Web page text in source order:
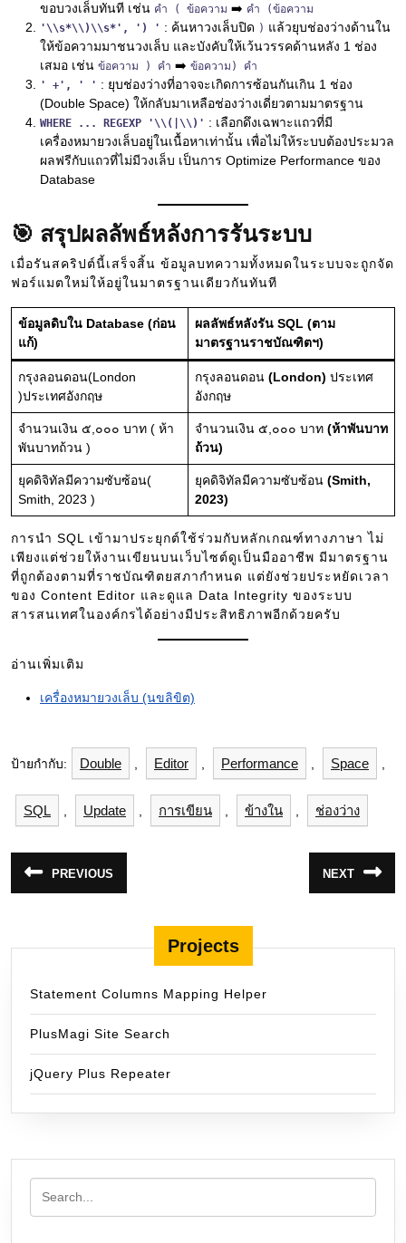
ขอบวงเล็บทันที เช่น คำ ( ข้อความ ➡️ คำ (ข้อความ
'\\s*\\)\\s*', ') ' : ค้นหาวงเล็บปิด ) แล้วยุบช่องว่างด้านใน
ให้ข้อความมาชนวงเล็บ และบังคับให้เว้นวรรคด้านหลัง 1 ช่อง
เสมอ เช่น ข้อความ ) คำ ➡️ ข้อความ) คำ
' +', ' ' : ยุบช่องว่างที่อาจจะเกิดการซ้อนกันเกิน 1 ช่อง
(Double Space) ให้กลับมาเหลือช่องว่างเดี่ยวตามมาตรฐาน
WHERE ... REGEXP '\\(|\\)' : เลือกดึงเฉพาะแถวที่มี
เครื่องหมายวงเล็บอยู่ในเนื้อหาเท่านั้น เพื่อไม่ให้ระบบต้องประมวล
ผลฟรีกับแถวที่ไม่มีวงเล็บ เป็นการ Optimize Performance ของ
Database
🎯 สรุปผลลัพธ์หลังการรันระบบ
เมื่อรันสคริปต์นี้เสร็จสิ้น ข้อมูลบทความทั้งหมดในระบบจะถูกจัด
ฟอร์แมตใหม่ให้อยู่ในมาตรฐานเดียวกันทันที
ข้อมูลดิบใน Database (ก่อน
แก้)
ผลลัพธ์หลังรัน SQL (ตาม
มาตรฐานราชบัณฑิตฯ)
กรุงลอนดอน(London
)ประเทศอังกฤษ
กรุงลอนดอน (London) ประเทศ
อังกฤษ
จำนวนเงิน ๕,๐๐๐ บาท ( ห้า
พันบาทถ้วน )
จำนวนเงิน ๕,๐๐๐ บาท (ห้าพันบาท
ถ้วน)
ยุคดิจิทัลมีความซับซ้อน(
Smith, 2023 )
ยุคดิจิทัลมีความซับซ้อน (Smith,
2023)
การนำ SQL เข้ามาประยุกต์ใช้ร่วมกับหลักเกณฑ์ทางภาษา ไม่
เพียงแต่ช่วยให้งานเขียนบนเว็บไซต์ดูเป็นมืออาชีพ มีมาตรฐาน
ที่ถูกต้องตามที่ราชบัณฑิตยสภากำหนด แต่ยังช่วยประหยัดเวลา
ของ Content Editor และดูแล Data Integrity ของระบบ
สารสนเทศในองค์กรได้อย่างมีประสิทธิภาพอีกด้วยครับ
อ่านเพิ่มเติม
เครื่องหมายวงเล็บ (นขลิขิต)
ป้ายกำกับ: Double Editor Performance Space
SQL Update การเขียน ข้างใน ช่องว่าง
แนะแนว
เรื่อง
PREVIOUS
post:
NEXT
post:
Projects
Statement Columns Mapping Helper
PlusMagi Site Search
jQuery Plus Repeater